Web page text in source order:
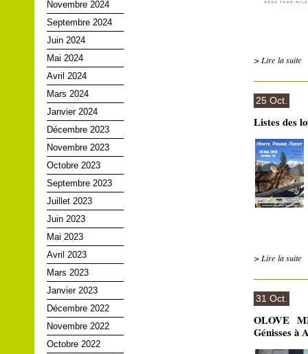
Novembre 2024
Septembre 2024
Juin 2024
Mai 2024
Avril 2024
Mars 2024
Janvier 2024
Décembre 2023
Novembre 2023
Octobre 2023
Septembre 2023
Juillet 2023
Juin 2023
Mai 2023
Avril 2023
Mars 2023
Janvier 2023
Décembre 2022
Novembre 2022
Octobre 2022
> Lire la suite
25 Oct.
Listes des
> Lire la suite
31 Oct.
OLOVE
Génisses à